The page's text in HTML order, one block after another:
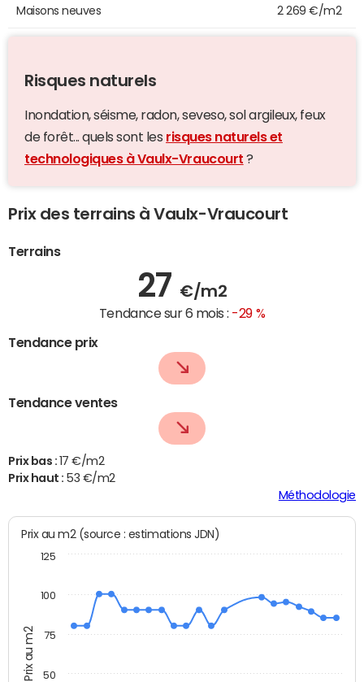
Maisons neuves 2 269 €/m2
Risques naturels
Inondation, séisme, radon, seveso, sol argileux, feux
de forêt... quels sont les risques naturels et
technologiques à Vaulx-Vraucourt ?
Prix des terrains à Vaulx-Vraucourt
Terrains
27 €/m2
Tendance sur 6 mois : -29 %
Tendance prix
Tendance ventes
Prix bas : 17 €/m2
Prix haut : 53 €/m2
Méthodologie
Prix au m2
Prix au m2 (source : estimations JDN)
100
50
75
125